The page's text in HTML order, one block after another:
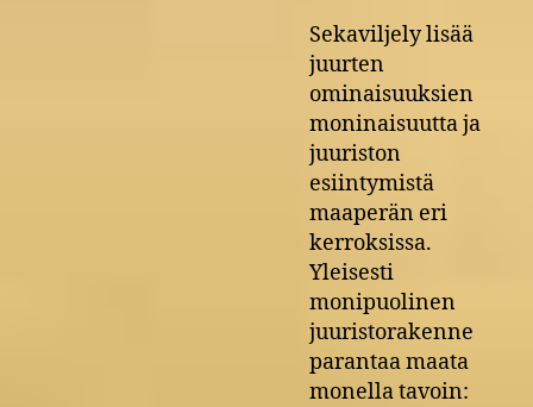
Sekaviljely lisää
juurten
ominaisuuksien
moninaisuutta ja
juuriston
esiintymistä
maaperän eri
kerroksissa.
Yleisesti
monipuolinen
juuristorakenne
parantaa maata
monella tavoin: